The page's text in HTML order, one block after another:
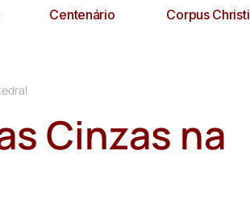
Centenário Corpus Christi
Cinzas na